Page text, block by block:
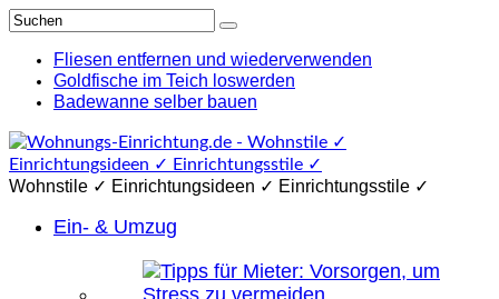
Fliesen entfernen und wiederverwenden
Goldfische im Teich loswerden
Badewanne selber bauen
Wohnstile ✓ Einrichtungsideen ✓ Einrichtungsstile ✓
Ein- & Umzug